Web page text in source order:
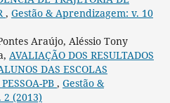
, Gestão & Aprendizagem: v. 10
Araújo, Aléssio Tony
AVALIAÇÃO DOS RESULTADOS
DAS ESCOLAS
PB , Gestão &
(2013)